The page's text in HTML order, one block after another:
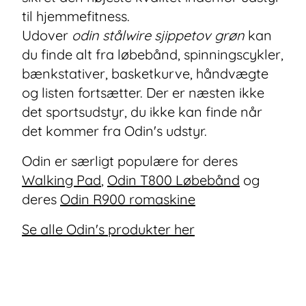
til hjemmefitness.
Udover odin stålwire sjippetov grøn kan
du finde alt fra løbebånd, spinningscykler,
bænkstativer, basketkurve, håndvægte
og listen fortsætter. Der er næsten ikke
det sportsudstyr, du ikke kan finde når
det kommer fra Odin's udstyr.
Odin er særligt populære for deres
Walking Pad, Odin T800 Løbebånd og
deres Odin R900 romaskine
Se alle Odin's produkter her